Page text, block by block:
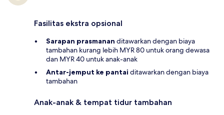
Fasilitas ekstra opsional
Sarapan prasmanan ditawarkan dengan biaya
tambahan kurang lebih MYR 80 untuk orang dewasa
dan MYR 40 untuk anak-anak
Antar-jemput ke pantai ditawarkan dengan biaya
tambahan
Anak-anak & tempat tidur tambahan